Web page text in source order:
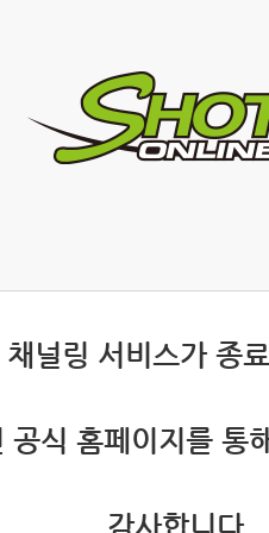
채널링 서비스가 종
공식 홈페이지를 통